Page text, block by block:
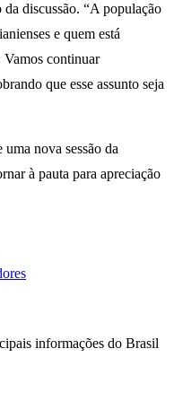
discussão. “A população
e quem está
Vamos continuar
que esse assunto seja
nova sessão da
à pauta para apreciação
informações do Brasil